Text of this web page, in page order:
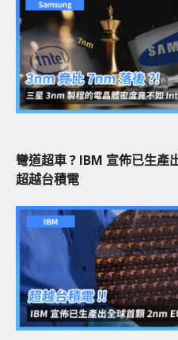
彎道超車 ? IBM 宣佈已生產出全球首顆 2nm EUV 晶片，
超越台積電